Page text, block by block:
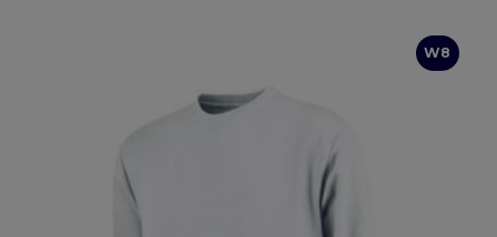
W8